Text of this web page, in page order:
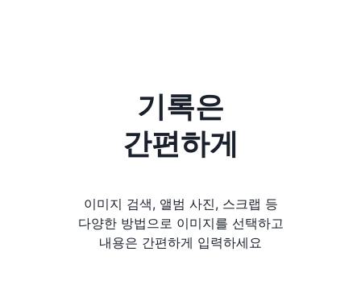
기록은
간편하게
이미지 검색, 앨범 사진, 스크랩 등
다양한 방법으로 이미지를 선택하고
내용은 간편하게 입력하세요